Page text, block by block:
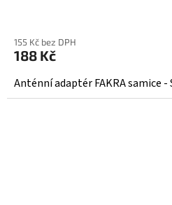
155 Kč bez DPH
188 Kč
Anténní adaptér FAKRA samice -